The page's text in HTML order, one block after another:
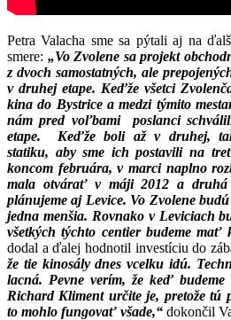
Petra Valacha sme sa pýtali aj na
smere: „Vo Zvolene sa projekt
z dvoch samostatných, ale
v druhej etape. Keďže všetci
kina do Bystrice a medzi týmito
nám pred voľbami poslanci
etape. Keďže boli až v druhej, tak
statiku, aby sme ich postavili na
koncom februára, v marci naplno
mala otvárať v máji 2012 a druhá
plánujeme aj Levice. Vo Zvolene
jedna menšia. Rovnako v Leviciach
všetkých týchto centier budeme
dodal a ďalej hodnotil investíciu do
že tie kinosály dnes vcelku idú.
lacná. Pevne verím, že keď
Richard Kliment určite je, pretože tú
to mohlo fungovať všade,“ dokončil